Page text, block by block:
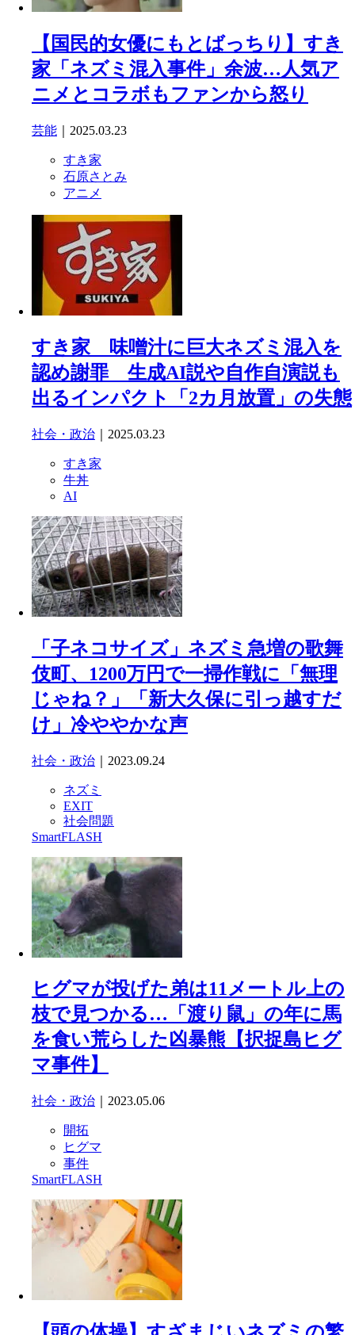
【国民的女優にもとばっちり】すき
家「ネズミ混入事件」余波…人気ア
ニメとコラボもファンから怒り
芸能 ｜2025.03.23
すき家
石原さとみ
アニメ
すき家 味噌汁に巨大ネズミ混入を
認め謝罪 生成AI説や自作自演説も
出るインパクト「2カ月放置」の失態
社会・政治 ｜2025.03.23
すき家
牛丼
AI
「子ネコサイズ」ネズミ急増の歌舞
伎町、1200万円で一掃作戦に「無理
じゃね？」「新大久保に引っ越すだ
け」冷ややかな声
社会・政治 ｜2023.09.24
ネズミ
EXIT
社会問題
SmartFLASH
ヒグマが投げた弟は11メートル上の
枝で見つかる…「渡り鼠」の年に馬
を食い荒らした凶暴熊【択捉島ヒグ
マ事件】
社会・政治 ｜2023.05.06
開拓
ヒグマ
事件
SmartFLASH